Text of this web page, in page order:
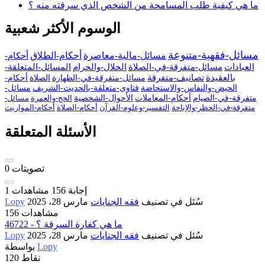
ما هي كيفية طلب المسامحة من الشخص الذي سرقته منه ؟
الوسوم الأكثر شعبية
مسائل-فقهية-متنوعة مسائل-مالية-معاصرة أحكام-الطلاق أحكام-
العبادات مسائل-متفرقة-في-الصلاة الحلال-والحرام المسائل-المتعلقة-
بالعقيدة تصانيف-متفرقة مسائل-متفرقة-في-الطهارة الصلاة أحكام-
الحيض-والنفاس-والاستحاضة فتاوى-متعلقة-بالحديث-الشريف مسائل-
متفرقة-في-الصيام أحكام-المعاملات الأحوال-الشخصية الحج-والعمرة مسائل-
متفرقة-في-الحظر-والإباحة التفسير-وعلوم-القرآن أحكام-الصلاة أحكام-المواريث
الأسئلة المتعلقة
0 تصويتات
1 إجابة 156 مشاهدات
Lopy
سُئل في تصنيف فقه الجنايات مارس 28، 2025
156 مشاهدات
46722 - ما هي كفارة السرقة ؟
Lopy
سُئل في تصنيف فقه الجنايات مارس 28، 2025
Lopy
120 نقاط